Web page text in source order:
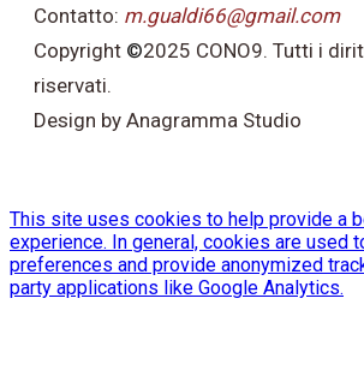
Contatto: m.gualdi66@gmail.com
Copyright ©2025 CONO9. Tutti i
riservati.
Design by Anagramma Studio
This site uses cookies to help provide a
experience. In general, cookies are used
preferences and provide anonymized
party applications like Google Analytics.